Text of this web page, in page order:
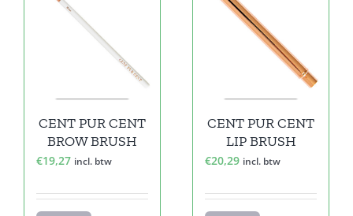
CENT PUR CENT
BROW BRUSH
€19,27 incl. btw
CENT PUR CENT
LIP BRUSH
€20,29 incl. btw